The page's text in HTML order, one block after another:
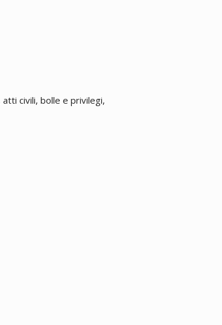
civili, bolle e privilegi,